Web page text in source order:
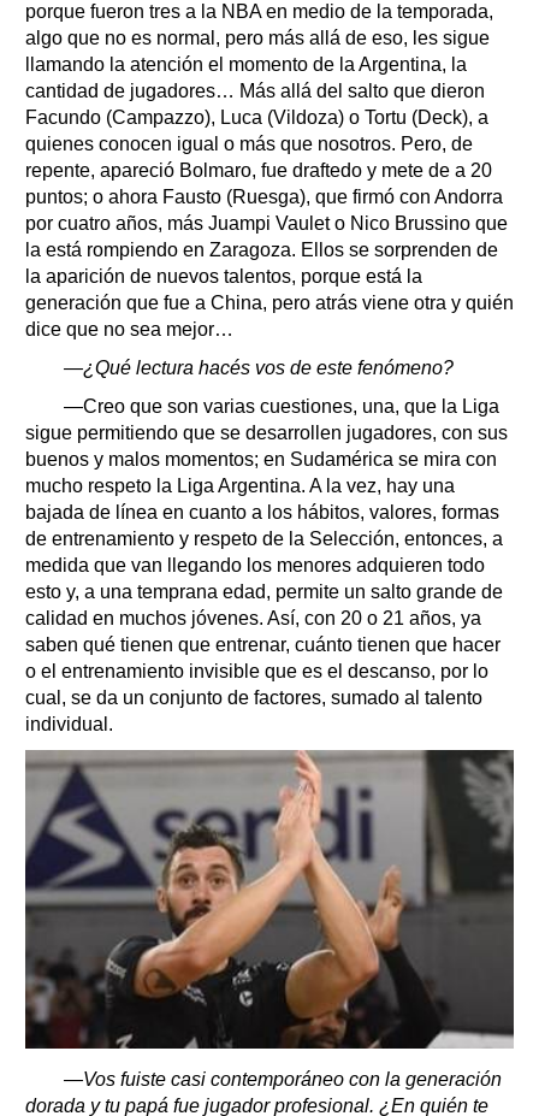
porque fueron tres a la NBA en medio de la temporada,
algo que no es normal, pero más allá de eso, les sigue
llamando la atención el momento de la Argentina, la
cantidad de jugadores… Más allá del salto que dieron
Facundo (Campazzo), Luca (Vildoza) o Tortu (Deck), a
quienes conocen igual o más que nosotros. Pero, de
repente, apareció Bolmaro, fue draftedo y mete de a 20
puntos; o ahora Fausto (Ruesga), que firmó con Andorra
por cuatro años, más Juampi Vaulet o Nico Brussino que
la está rompiendo en Zaragoza. Ellos se sorprenden de
la aparición de nuevos talentos, porque está la
generación que fue a China, pero atrás viene otra y quién
dice que no sea mejor…
—¿Qué lectura hacés vos de este fenómeno?
—Creo que son varias cuestiones, una, que la Liga
sigue permitiendo que se desarrollen jugadores, con sus
buenos y malos momentos; en Sudamérica se mira con
mucho respeto la Liga Argentina. A la vez, hay una
bajada de línea en cuanto a los hábitos, valores, formas
de entrenamiento y respeto de la Selección, entonces, a
medida que van llegando los menores adquieren todo
esto y, a una temprana edad, permite un salto grande de
calidad en muchos jóvenes. Así, con 20 o 21 años, ya
saben qué tienen que entrenar, cuánto tienen que hacer
o el entrenamiento invisible que es el descanso, por lo
cual, se da un conjunto de factores, sumado al talento
individual.
—Vos fuiste casi contemporáneo con la generación
dorada y tu papá fue jugador profesional. ¿En quién te